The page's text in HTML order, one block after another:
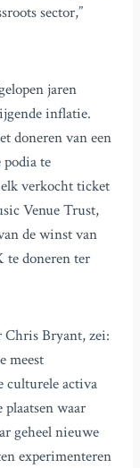
sector,”
jaren
inflatie.
doneren van een
te
verkocht ticket
Venue Trust,
de winst van
te doneren ter
Bryant, zei:
meest
culturele activa
waar
geheel nieuwe
experimenteren